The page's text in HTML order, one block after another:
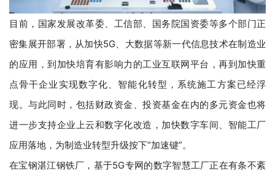
目前，国家发展改革委、工信部、国务院国资委等多个部门正
密集展开部署，从加快5G、大数据等新一代信息技术在制造业
的应用，到加快培育有影响力的工业互联网平台，再到加快重
点骨干企业实现数字化、智能化转型，系统施工方案已经浮
现。与此同时，包括财政资金、投资基金在内的多元资金也将
进一步支持企业上云和数字化改造，加快数字车间、智能工厂
应用落地，为制造业转型升级按下“加速键”。
在宝钢湛江钢铁厂，基于5G专网的数字智慧工厂正在有条不紊